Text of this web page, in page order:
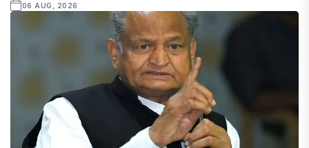
06 AUG, 2026